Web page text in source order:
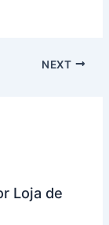
NEXT
Loja de